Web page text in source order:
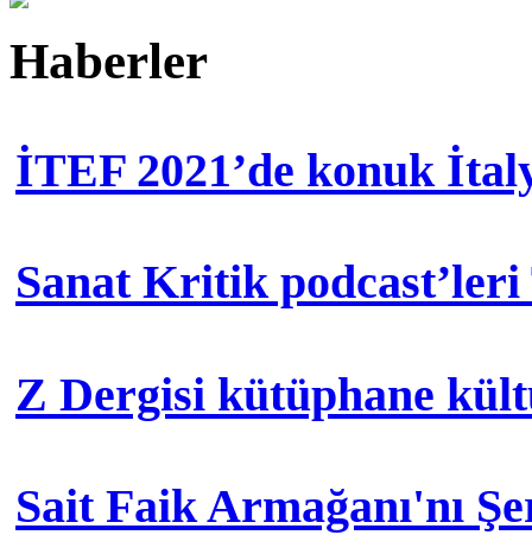
Haberler
İTEF 2021’de konuk
Sanat Kritik podcast’leri
Z Dergisi kütüphane
Sait Faik Armağanı'nı